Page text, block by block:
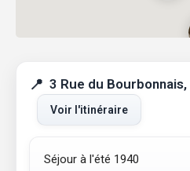
3 Rue du
Voir l'itinéraire
Séjour à l'été 1940